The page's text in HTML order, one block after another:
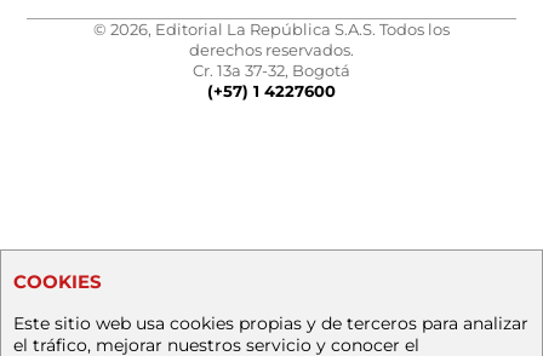
© 2026, Editorial La República S.A.S. Todos los
derechos reservados.
Cr. 13a 37-32, Bogotá
(+57) 1 4227600
COOKIES
Este sitio web usa cookies propias y de terceros para analizar
el tráfico, mejorar nuestros servicio y conocer el